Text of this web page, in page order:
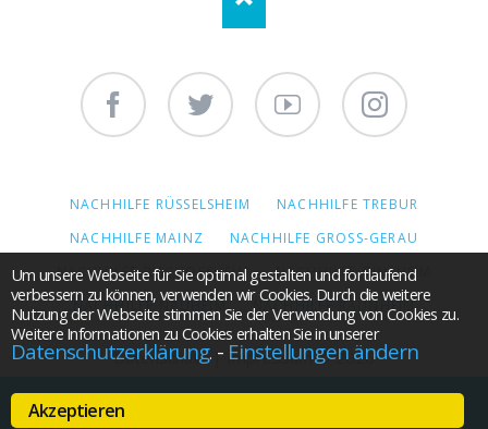
Um unsere Webseite für Sie optimal gestalten und fortlaufend
verbessern zu können, verwenden wir Cookies. Durch die weitere
Nutzung der Webseite stimmen Sie der Verwendung von Cookies zu.
Weitere Informationen zu Cookies erhalten Sie in unserer
Datenschutzerklärung. - Einstellungen ändern
Akzeptieren
NAVIGATION
NACHHILFE RÜSSELSHEIM
NACHHILFE TREBUR
NACHHILFE MAINZ
NACHHILFE GROSS-GERAU
NACHHILFE BISCHOFSHEIM
NACHHILFE GINSHEIM
NACHHILFE NAUHEIM
NACHHILFE RAUNHEIM
Datenschutz| Impressum© 2026